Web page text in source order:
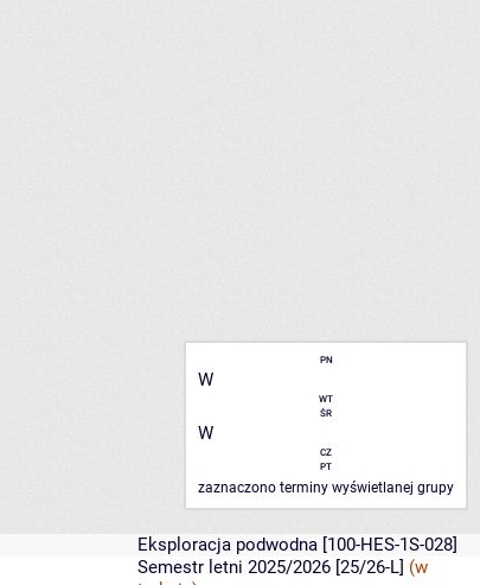
PN
W
WT
ŚR
W
CZ
PT
zaznaczono terminy wyświetlanej grupy
Eksploracja podwodna [100-HES-1S-028]
Semestr letni 2025/2026 [25/26-L] (w